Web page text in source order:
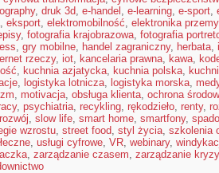
, druk 3d, e-handel , e-learning, e-sport,
, eksport, elektromobilność, elektronika
, fotografia krajobrazowa, fotografia
, gry mobilne, handel zagraniczny, herbata,
rzeczy, iot, kancelaria prawna, kawa,
, kuchnia azjatycka, kuchnia polska,
, logistyka lotnicza, logistyka morska,
, motivacja, obsługa klienta, ochrona
, psychiatria, recykling, rękodzieło, renty,
, slow life, smart home, smartfony,
wzrostu, street food, styl życia, szkolenia
, usługi cyfrowe, VR, webinary,
, zarządzanie czasem, zarządzanie